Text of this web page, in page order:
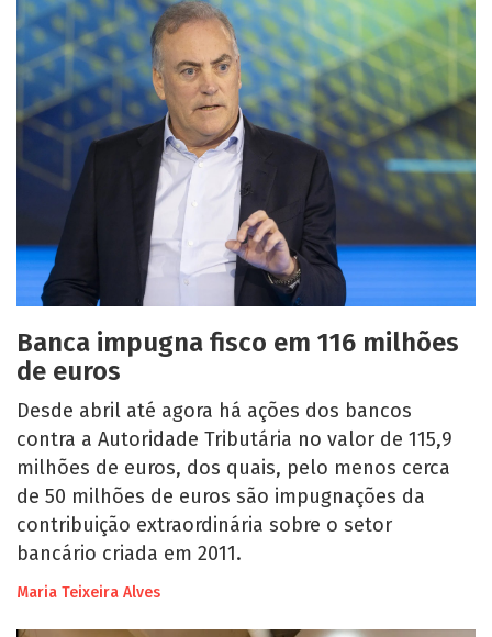
Banca impugna fisco em 116 milhões
de euros
Desde abril até agora há ações dos bancos
contra a Autoridade Tributária no valor de 115,9
milhões de euros, dos quais, pelo menos cerca
de 50 milhões de euros são impugnações da
contribuição extraordinária sobre o setor
bancário criada em 2011.
Maria Teixeira Alves